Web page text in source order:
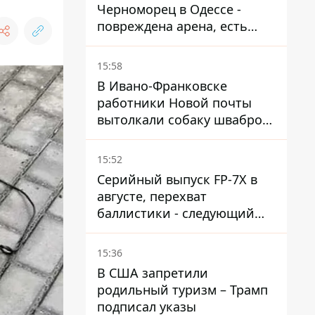
Черноморец в Одессе -
повреждена арена, есть
пострадавший
15:58
В Ивано-Франковске
работники Новой почты
вытолкали собаку шваброй
в 37-градусную жару -
реакция компании
15:52
Серийный выпуск FP-7X в
августе, перехват
баллистики - следующий
этап - Fire Point
конкретизировало планы
15:36
В США запретили
родильный туризм – Трамп
подписал указы